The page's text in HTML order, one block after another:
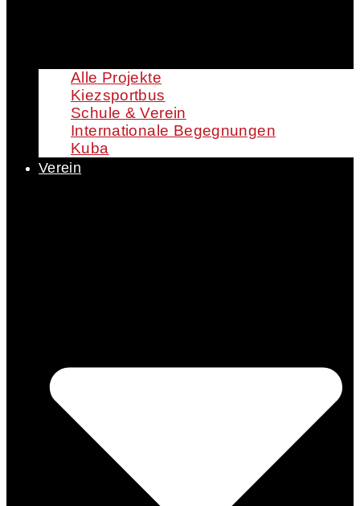
Alle Projekte
Kiezsportbus
Schule & Verein
Internationale Begegnungen
Kuba
Verein